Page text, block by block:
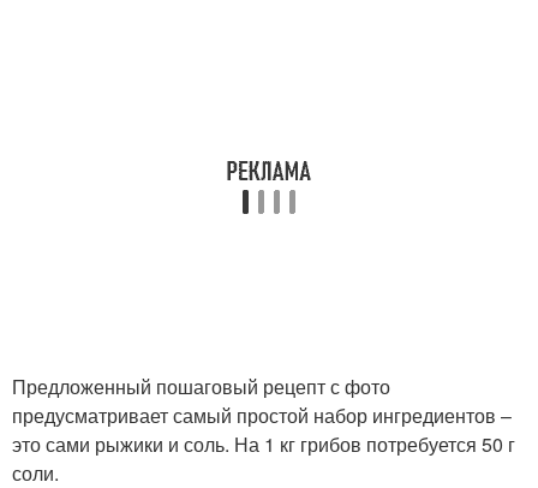
Предложенный пошаговый рецепт с фото
предусматривает самый простой набор ингредиентов –
это сами рыжики и соль. На 1 кг грибов потребуется 50 г
соли.